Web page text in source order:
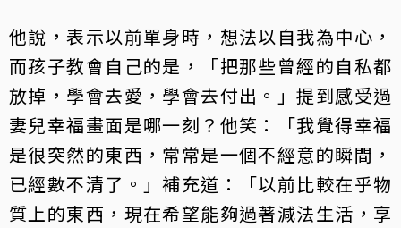
他說，表示以前單身時，想法以自我為中心，
而孩子教會自己的是，「把那些曾經的自私都
放掉，學會去愛，學會去付出。」提到感受過
妻兒幸福畫面是哪一刻？他笑：「我覺得幸福
是很突然的東西，常常是一個不經意的瞬間，
已經數不清了。」補充道：「以前比較在乎物
質上的東西，現在希望能夠過著減法生活，享